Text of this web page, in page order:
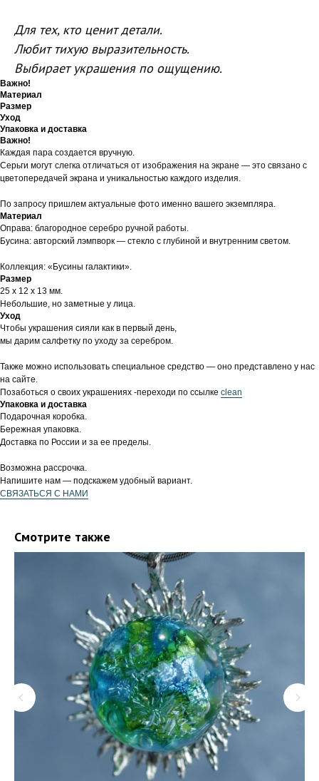
Для тех, кто ценит детали.
Любит тихую выразительность.
Выбирает украшения по ощущению.
Важно!
Материал
Размер
Уход
Упаковка и доставка
Важно!
Каждая пара создается вручную.
Серьги могут слегка отличаться от изображения на экране — это связано с
цветопередачей экрана и уникальностью каждого изделия.
По запросу пришлем актуальные фото именно вашего экземпляра.
Материал
Оправа: благородное серебро ручной работы.
Бусина: авторский лэмпворк — стекло с глубиной и внутренним светом.
Коллекция: «Бусины галактики».
Размер
25 х 12 х 13 мм.
Небольшие, но заметные у лица.
Уход
Чтобы украшения сияли как в первый день,
мы дарим салфетку по уходу за серебром.
Также можно использовать специальное средство — оно представлено у нас
на сайте.
Позаботься о своих украшениях -переходи по ссылке clean
Упаковка и доставка
Подарочная коробка.
Бережная упаковка.
Доставка по России и за ее пределы.
Возможна рассрочка.
Напишите нам — подскажем удобный вариант.
СВЯЗАТЬСЯ С НАМИ
Смотрите также